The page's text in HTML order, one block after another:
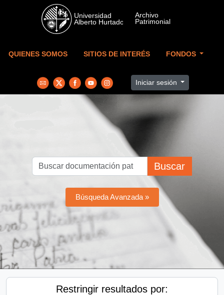
Skip to main content
QUIENES SOMOS SITIOS DE INTERÉS FONDOS
Iniciar sesión
Buscar
Búsqueda Avanzada »
Restringir resultados por: